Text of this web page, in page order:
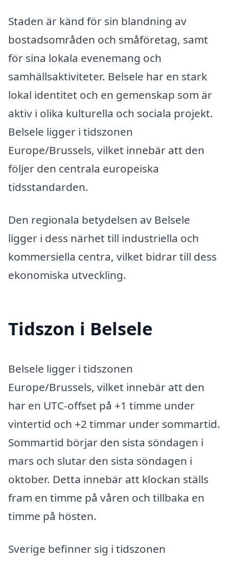
Staden är känd för sin blandning av
bostadsområden och småföretag, samt
för sina lokala evenemang och
samhällsaktiviteter. Belsele har en stark
lokal identitet och en gemenskap som är
aktiv i olika kulturella och sociala projekt.
Belsele ligger i tidszonen
Europe/Brussels, vilket innebär att den
följer den centrala europeiska
tidsstandarden.
Den regionala betydelsen av Belsele
ligger i dess närhet till industriella och
kommersiella centra, vilket bidrar till dess
ekonomiska utveckling.
Tidszon i Belsele
Belsele ligger i tidszonen
Europe/Brussels, vilket innebär att den
har en UTC-offset på +1 timme under
vintertid och +2 timmar under sommartid.
Sommartid börjar den sista söndagen i
mars och slutar den sista söndagen i
oktober. Detta innebär att klockan ställs
fram en timme på våren och tillbaka en
timme på hösten.
Sverige befinner sig i tidszonen